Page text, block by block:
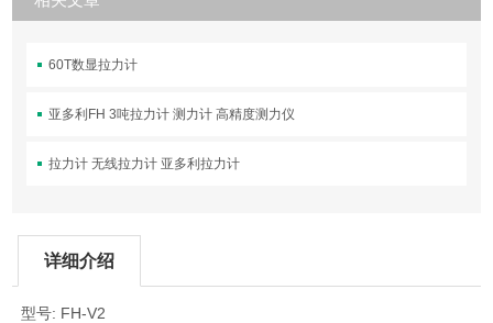
60T数显拉力计
亚多利FH 3吨拉力计 测力计 高精度测力仪
拉力计 无线拉力计 亚多利拉力计
详细介绍
型号: FH-V2